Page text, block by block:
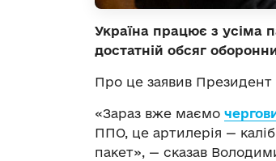
Україна працює з усіма
достатній обсяг
Про це заявив Президент
«Зараз вже маємо
ППО, це артилерія —
пакет», — сказав